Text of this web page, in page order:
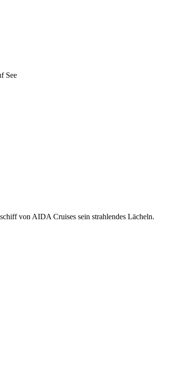
See
von AIDA Cruises sein strahlendes Lächeln.